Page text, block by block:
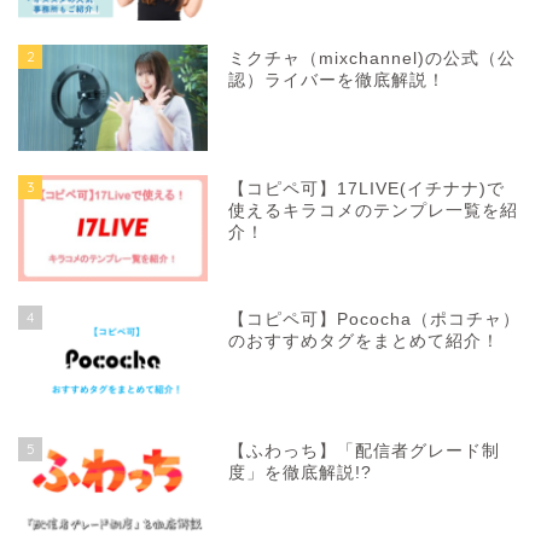
2
ミクチャ（mixchannel)の公式（公
認）ライバーを徹底解説！
3
【コピペ可】17LIVE(イチナナ)で
使えるキラコメのテンプレ一覧を紹
介！
4
【コピペ可】Pococha（ポコチャ）
のおすすめタグをまとめて紹介！
5
【ふわっち】「配信者グレード制
度」を徹底解説!?